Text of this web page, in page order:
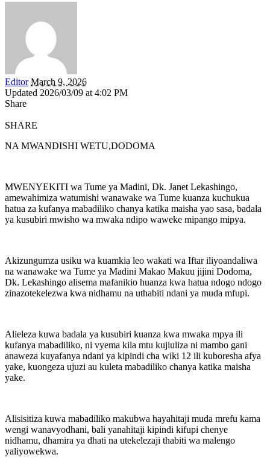
Editor March 9, 2026
Updated 2026/03/09 at 4:02 PM
Share
SHARE
NA MWANDISHI WETU,DODOMA
MWENYEKITI wa Tume ya Madini, Dk. Janet Lekashingo,
amewahimiza watumishi wanawake wa Tume kuanza kuchukua
hatua za kufanya mabadiliko chanya katika maisha yao sasa, badala
ya kusubiri mwisho wa mwaka ndipo waweke mipango mipya.
Akizungumza usiku wa kuamkia leo wakati wa Iftar iliyoandaliwa
na wanawake wa Tume ya Madini Makao Makuu jijini Dodoma,
Dk. Lekashingo alisema mafanikio huanza kwa hatua ndogo ndogo
zinazotekelezwa kwa nidhamu na uthabiti ndani ya muda mfupi.
Alieleza kuwa badala ya kusubiri kuanza kwa mwaka mpya ili
kufanya mabadiliko, ni vyema kila mtu kujiuliza ni mambo gani
anaweza kuyafanya ndani ya kipindi cha wiki 12 ili kuboresha afya
yake, kuongeza ujuzi au kuleta mabadiliko chanya katika maisha
yake.
Alisisitiza kuwa mabadiliko makubwa hayahitaji muda mrefu kama
wengi wanavyodhani, bali yanahitaji kipindi kifupi chenye
nidhamu, dhamira ya dhati na utekelezaji thabiti wa malengo
yaliyowekwa.